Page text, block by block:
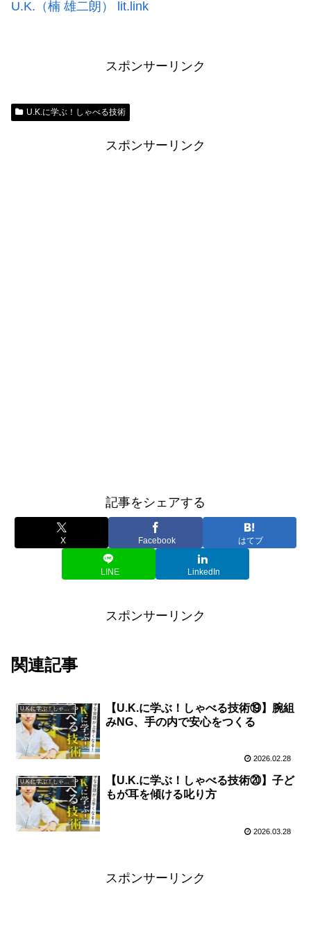
U.K.（楠 雄二朗） lit.link
スポンサーリンク
U.K.に学ぶ！しゃべる技術
スポンサーリンク
記事をシェアする
X Facebook はてブ
LINE LinkedIn
スポンサーリンク
関連記事
U.K.に学ぶ！しゃべる技術
【U.K.に学ぶ！しゃべる技術⑲】腕組
みNG、手の内で安心をつくる
2026.02.28
U.K.に学ぶ！しゃべる技術
【U.K.に学ぶ！しゃべる技術⑳】子ど
もが耳を傾ける叱り方
2026.03.28
スポンサーリンク